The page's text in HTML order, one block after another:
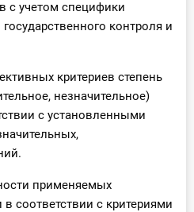
с учетом специфики
контроля и
критериев степень
незначительное)
с установленными
применяемых
соответствии с критериями